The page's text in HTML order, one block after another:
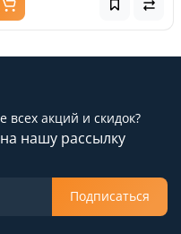
всех акций и скидок?
нашу рассылку
Подписаться